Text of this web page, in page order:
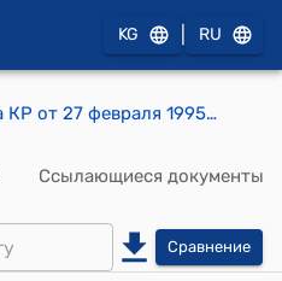
KG RU
Указ Президента КР от 27 февраля 1995 года УП №41 "О Капарове М.К."
Ссылающиеся документы
Сравнение